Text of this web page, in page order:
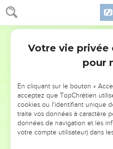
Matthieu 2
étaient à Bethléhem, et dans
de deux ans, et au-dessous,
exactement informé des Sages.
Alors fut accompli ce dont
en disant :
On a ouï à Rama un cri, une
n'ayant point voulu être
Le retour d'Égypte
Mais après qu'Hérode fut
Votre vie
pour
En cliquant sur le bouton «
acceptez que TopChrétien
cookies ou l'identifiant unique
traite vos données à caractère
données de navigation et les
votre compte utilisateur) dans